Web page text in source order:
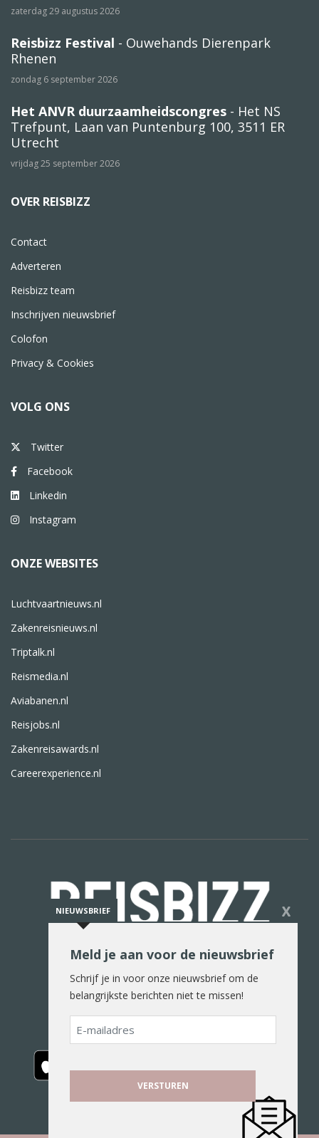
zaterdag 29 augustus 2026
Reisbizz Festival - Ouwehands Dierenpark
Rhenen
zondag 6 september 2026
Het ANVR duurzaamheidscongres - Het NS
Trefpunt, Laan van Puntenburg 100, 3511 ER
Utrecht
vrijdag 25 september 2026
OVER REISBIZZ
Contact
Adverteren
Reisbizz team
Inschrijven nieuwsbrief
Colofon
Privacy & Cookies
VOLG ONS
Twitter
Facebook
Linkedin
Instagram
ONZE WEBSITES
Luchtvaartnieuws.nl
Zakenreisnieuws.nl
Triptalk.nl
Reismedia.nl
Aviabanen.nl
Reisjobs.nl
Zakenreisawards.nl
Careerexperience.nl
De reiswereld in woord en beeld
NIEUWSBRIEF X
Meld je aan voor de nieuwsbrief
Schrijf je in voor onze nieuwsbrief om de
belangrijkste berichten niet te missen!
E-
mailadres